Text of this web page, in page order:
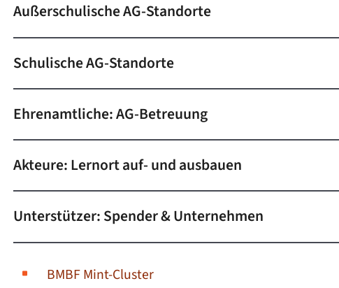
Außerschulische AG-Standorte
Schulische AG-Standorte
Ehrenamtliche: AG-Betreuung
Akteure: Lernort auf- und ausbauen
Unterstützer: Spender & Unternehmen
BMBF Mint-Cluster